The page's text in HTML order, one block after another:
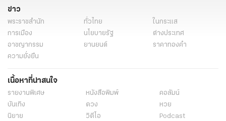
ข่าว
พระราชสำนัก ทั่วไทย
ในกระแส
การเมือง
นโยบายรัฐ
ต่างประเทศ
อาชญากรรม
ยานยนต์
ราคาทองคำ
ความยั่งยืน
เนื้อหาที่น่าสนใจ
รายงานพิเศษ หนังสือพิมพ์
คอลัมน์
บันเทิง
ดวง
หวย
นิยาย
วิดีโอ
Podcast